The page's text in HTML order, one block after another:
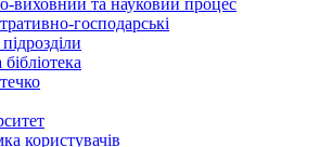
господарські
користувачів